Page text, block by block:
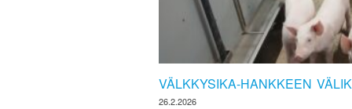
VÄLKKYSIKA-HANKKEEN
26.2.2026